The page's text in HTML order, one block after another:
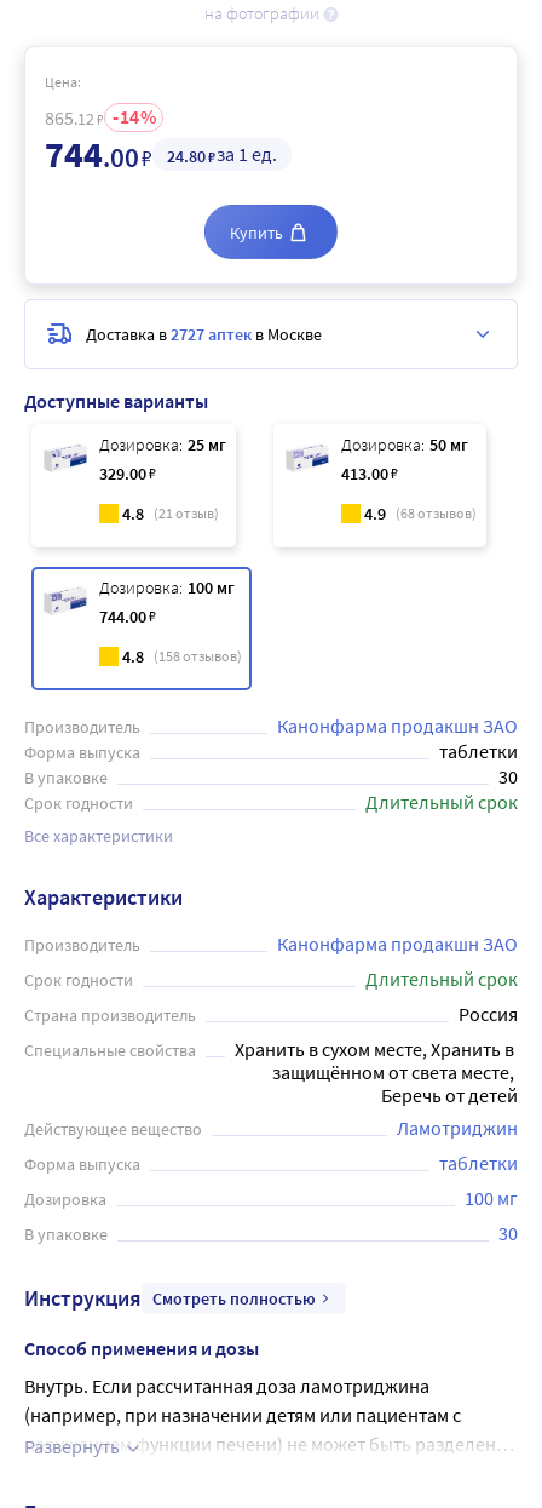
на фотографии
Доступные варианты
Дозировка: 25 мг
329.00₽
4.8 (21отзыв)
Дозировка: 50 мг
413.00₽
4.9 (68отзывов)
Дозировка: 100 мг
744.00₽
4.8 (158отзывов)
Производитель Канонфарма продакшн ЗАО
Форма выпуска таблетки
В упаковке 30
Срок годности Длительный срок
Все характеристики
Цена:
865.12 ₽ 14
744.00₽ 24.80₽за 1 ед.
Купить
Доставка в2727 аптек в Москве
Характеристики
Производитель Канонфарма продакшн ЗАО
Срок годности Длительный срок
Страна производитель Россия
Специальные свойства
Хранить в сухом месте, Хранить в
защищённом от света месте,
Беречь от детей
Действующее вещество Ламотриджин
Форма выпуска таблетки
Дозировка 100 мг
В упаковке 30
Инструкция Смотреть полностью
Способ применения и дозы
Внутрь. Если рассчитанная доза ламотриджина
(например, при назначении детям или пациентам с
нарушением функции печени) не может быть разделена
то пациенту должна быть назначена такая доза, которая
зависимости от клинического эффекта. Монотерапия
Развернуть